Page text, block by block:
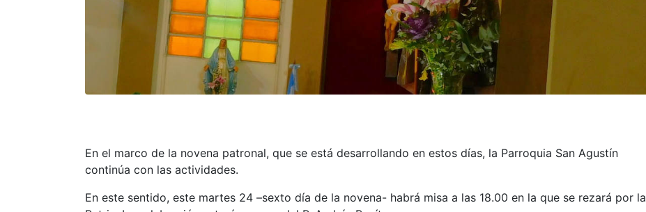
En el marco de la novena patronal, que se está desarrollando en estos días, la Parroquia San Agustín
continúa con las actividades.
En este sentido, este martes 24 –sexto día de la novena- habrá misa a las 18.00 en la que se rezará por la